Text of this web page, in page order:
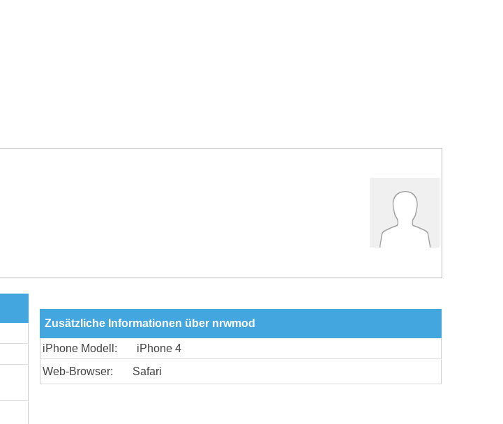
Zusätzliche Informationen über nrwmod
iPhone Modell:
iPhone 4
Web-Browser:
Safari